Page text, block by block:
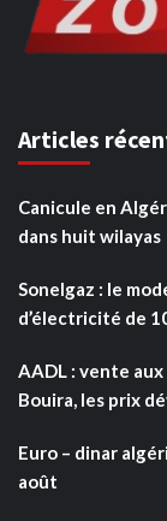
Articles
Canicule en
dans huit wilayas
Sonelgaz : le
d’électricité de
AADL : vente
Bouira, les prix
Euro – dinar
août